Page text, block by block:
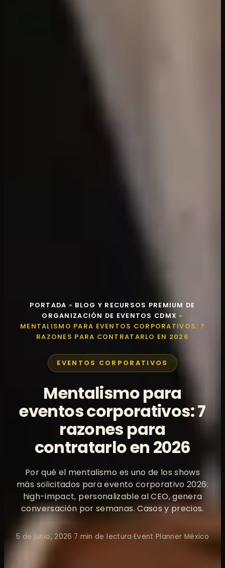
PORTADA » BLOG Y RECURSOS PREMIUM DE
ORGANIZACIÓN DE EVENTOS CDMX »
MENTALISMO PARA EVENTOS CORPORATIVOS: 7
RAZONES PARA CONTRATARLO EN 2026
EVENTOS CORPORATIVOS
Mentalismo para
eventos corporativos: 7
razones para
contratarlo en 2026
Por qué el mentalismo es uno de los shows
más solicitados para evento corporativo 2026:
high-impact, personalizable al CEO, genera
conversación por semanas. Casos y precios.
5 de junio, 2026·7 min de lectura·Event Planner México